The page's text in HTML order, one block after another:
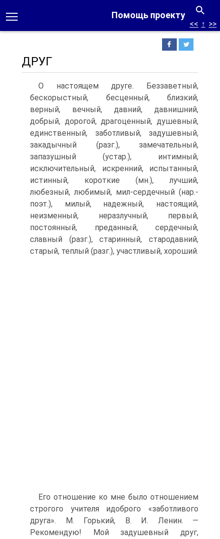
Помощь проекту
<< ↑ >>
ДРУГ
О настоящем друге. Беззаветный,
бескорыстный, бесценный, близкий,
верный, вечный, давний, давнишний,
добрый, дорогой, драгоценный, душевный,
единственный, заботливый, задушевный,
закадычный (разг.), замечательный,
запазушный (устар.), интимный,
исключительный, искренний, испытанный,
истинный, короткие (мн.), лучший,
любезный, любимый, мил-сердечный (нар.-
поэт.), милый, надежный, настоящий,
неизменный, неразлучный, первый,
постоянный, преданный, сердечный,
славный (разг.), старинный, стародавний,
старый, теплый (разг.), участливый, хороший.
Его отношение ко мне было отношением
строгого учителя идоброго «заботливого
друга». М. Горький, В. И. Ленин. —
Рекомендую! Мой задушевный друг,